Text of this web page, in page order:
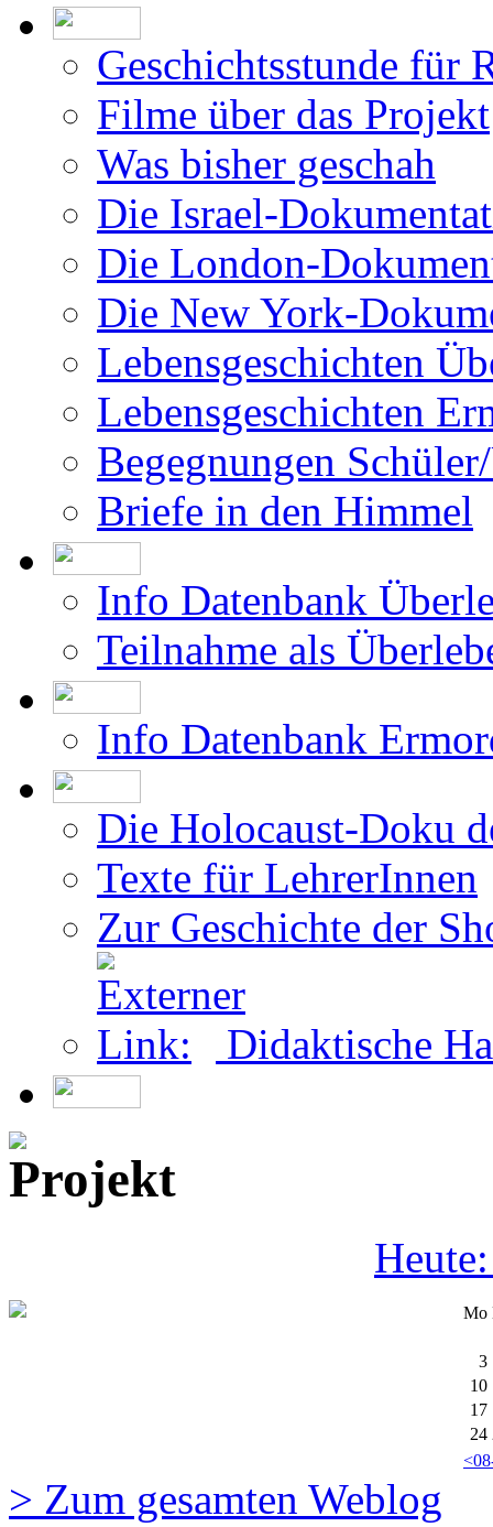
Geschichtsstunde für
Filme über das Projekt
Was bisher geschah
Die Israel-
Die London-
Die New York-
Lebensgeschichten
Lebensgeschichten
Begegnungen
Briefe in den Himmel
Info Datenbank
Teilnahme als
Info Datenbank
Die Holocaust-Doku
Texte für LehrerInnen
Zur Geschichte der
Didaktische
Mo
3
10
17
24
> Zum gesamten Weblog